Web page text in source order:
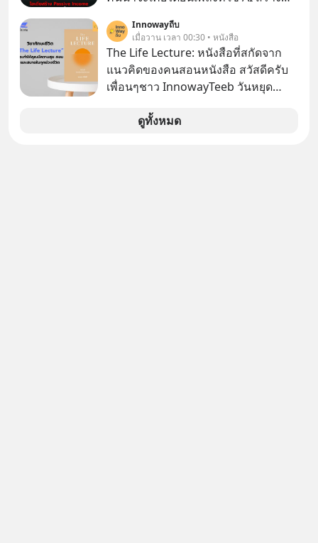
ให้เขาก้าวขึ้นไปยืนถือรางวัลออสการ์
ในบทบาทที่เปลี่ยนชีวิตเขาไปตลอดกาล
ใน MM EP. นี้ เราจะมาร่วมถอดรหัส
และปรับวิธีคิดกันว่า Greenlight (ไฟ
เขียว) จะสร้างมันขึ้นมาล่วงหน้าด้วย
วินัยและความพร้อมได้อย่างไร?
สัญญาณเตือน และชะลอตัวอย่างมีสติ
รู้ตัวเรา” จากช่องชื่อว่า UNHEARD
MUSIC ที่ตอนนี้มียอดรับชมกว่า 26
ล้านครั้งแล้ว
Innowayถีบ
เมื่อวาน เวลา 00:30 • หนังสือ
The Life Lecture: หนังสือที่สกัดจาก
แนวคิดของคนสอนหนังสือ สวัสดีครับ
เพื่อนๆชาว InnowayTeeb วันหยุด
สนใจจบแล้วเกิดคำถามว่า
ดูทั้งหมด